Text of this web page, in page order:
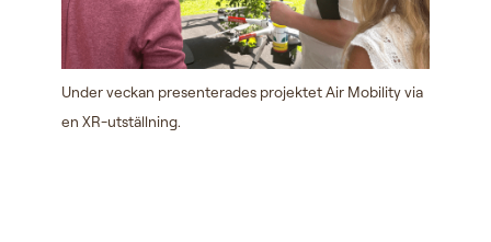
Under veckan presenterades projektet Air Mobility via
en XR-utställning.